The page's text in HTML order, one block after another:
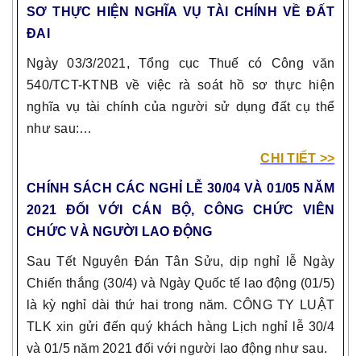
SƠ THỰC HIỆN NGHĨA VỤ TÀI CHÍNH VỀ ĐẤT
ĐAI
Ngày 03/3/2021, Tổng cục Thuế có Công văn
540/TCT-KTNB về việc rà soát hồ sơ thực hiện
nghĩa vụ tài chính của người sử dụng đất cụ thể
như sau:…
CHI TIẾT >>
CHÍNH SÁCH CÁC NGHỈ LỄ 30/04 VÀ 01/05 NĂM
2021 ĐỐI VỚI CÁN BỘ, CÔNG CHỨC VIÊN
CHỨC VÀ NGƯỜI LAO ĐỘNG
Sau Tết Nguyên Đán Tân Sửu, dịp nghỉ lễ Ngày
Chiến thắng (30/4) và Ngày Quốc tế lao động (01/5)
là kỳ nghỉ dài thứ hai trong năm. CÔNG TY LUẬT
TLK xin gửi đến quý khách hàng Lịch nghỉ lễ 30/4
và 01/5 năm 2021 đối với người lao động như sau.